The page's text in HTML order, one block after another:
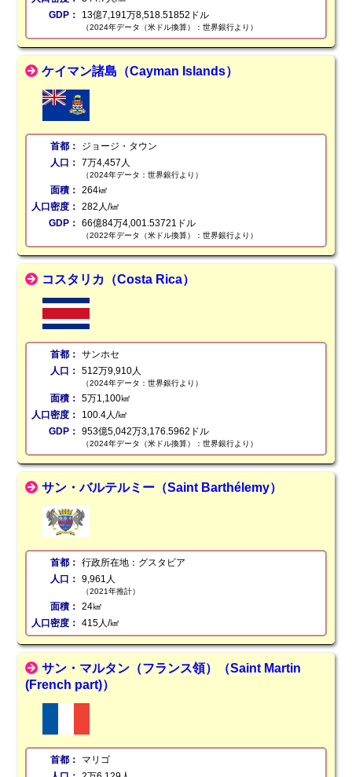
GDP：
13億7,191万8,518.51852ドル
（2024年データ（米ドル換算）：世界銀行より）
ケイマン諸島（Cayman Islands）
首都：
ジョージ・タウン
人口： 7万4,457人
（2024年データ：世界銀行より）
面積： 264㎢
人口密度： 282人/㎢
GDP： 66億84万4,001.53721ドル
（2022年データ（米ドル換算）：世界銀行より）
コスタリカ（Costa Rica）
首都： サンホセ
人口： 512万9,910人
（2024年データ：世界銀行より）
面積： 5万1,100㎢
人口密度：
100.4人/㎢
GDP： 953億5,042万3,176.5962ドル
（2024年データ（米ドル換算）：世界銀行より）
サン・バルテルミー（Saint Barthélemy）
首都： 行政所在地：グスタビア
人口： 9,961人
（2021年推計）
面積： 24㎢
人口密度： 415人/㎢
サン・マルタン（フランス領）（Saint Martin
(French part)）
首都：
マリゴ